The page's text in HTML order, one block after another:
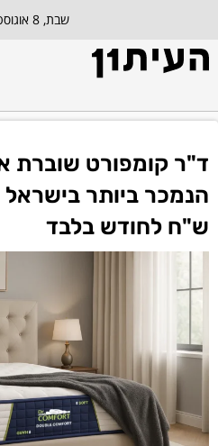
שבת, 8 אוגוסט 2026
ד"ר קומפורט שוברת
ש"ח לחודש בלבד